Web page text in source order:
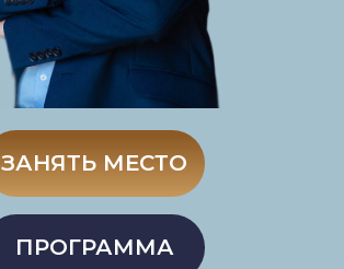
ЗАНЯТЬ МЕСТО
ПРОГРАММА